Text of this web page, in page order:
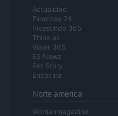
Actualidad
Finanzas 24
Investindo 365
Think.es
Viajar 365
ES Newz
Pet Story
Encocina
Norte america
Womanmagazine